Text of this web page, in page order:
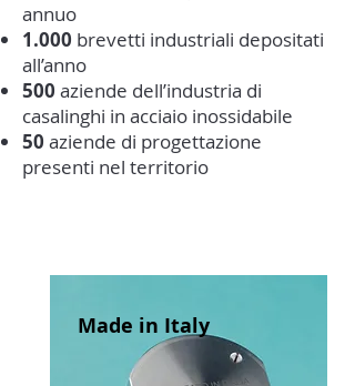
annuo
1.000 brevetti industriali depositati
all’anno
500 aziende dell’industria di
casalinghi in acciaio inossidabile
50 aziende di progettazione
presenti nel territorio
Made in Italy